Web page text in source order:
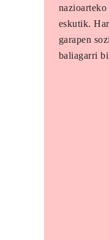
nazioarteko
eskutik.
garapen
baliagarri